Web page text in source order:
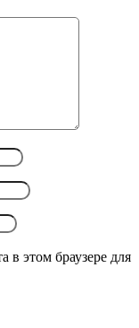
в этом браузере для